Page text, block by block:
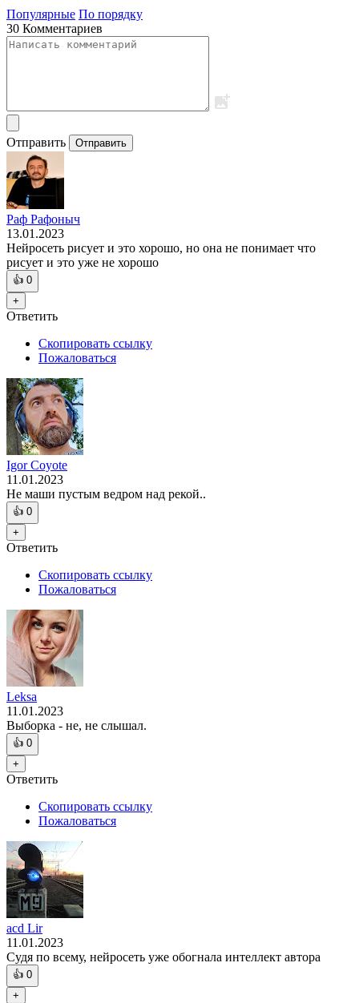
Популярные По порядку
30 Комментариев
Отправить Отправить
Раф Рафоныч
13.01.2023
Нейросеть рисует и это хорошо, но она не понимает что
рисует и это уже не хорошо
👍 0
+
Ответить
Скопировать ссылку
Пожаловаться
Igor Coyote
11.01.2023
Не маши пустым ведром над рекой..
👍 0
+
Ответить
Скопировать ссылку
Пожаловаться
Leksa
11.01.2023
Выборка - не, не слышал.
👍 0
+
Ответить
Скопировать ссылку
Пожаловаться
acd Lir
11.01.2023
Судя по всему, нейросеть уже обогнала интеллект автора
👍 0
+